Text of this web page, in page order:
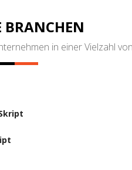
BRANCHEN
in einer Vielzahl